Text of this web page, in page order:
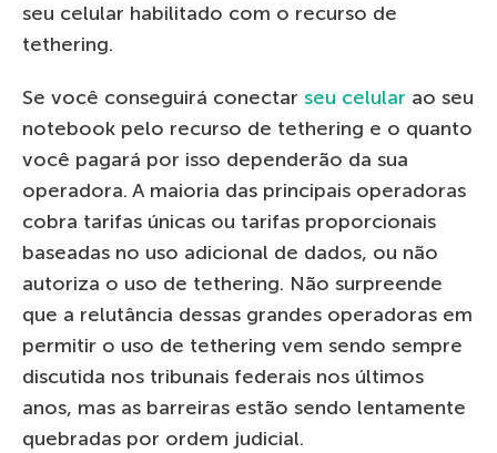
seu celular habilitado com o recurso de
tethering.
Se você conseguirá conectar seu celular ao seu
notebook pelo recurso de tethering e o quanto
você pagará por isso dependerão da sua
operadora. A maioria das principais operadoras
cobra tarifas únicas ou tarifas proporcionais
baseadas no uso adicional de dados, ou não
autoriza o uso de tethering. Não surpreende
que a relutância dessas grandes operadoras em
permitir o uso de tethering vem sendo sempre
discutida nos tribunais federais nos últimos
anos, mas as barreiras estão sendo lentamente
quebradas por ordem judicial.